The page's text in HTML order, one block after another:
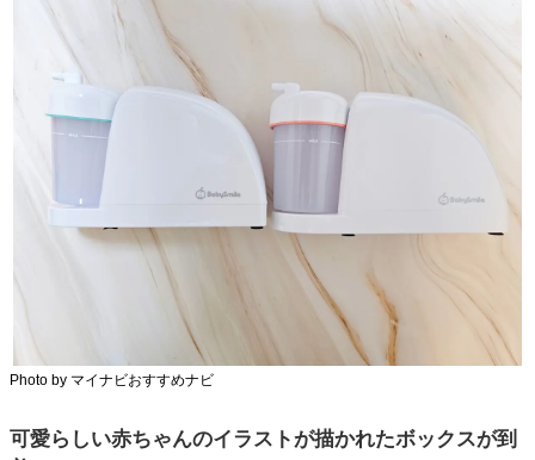
Photo by マイナビおすすめナビ
可愛らしい赤ちゃんのイラストが描かれたボックスが到